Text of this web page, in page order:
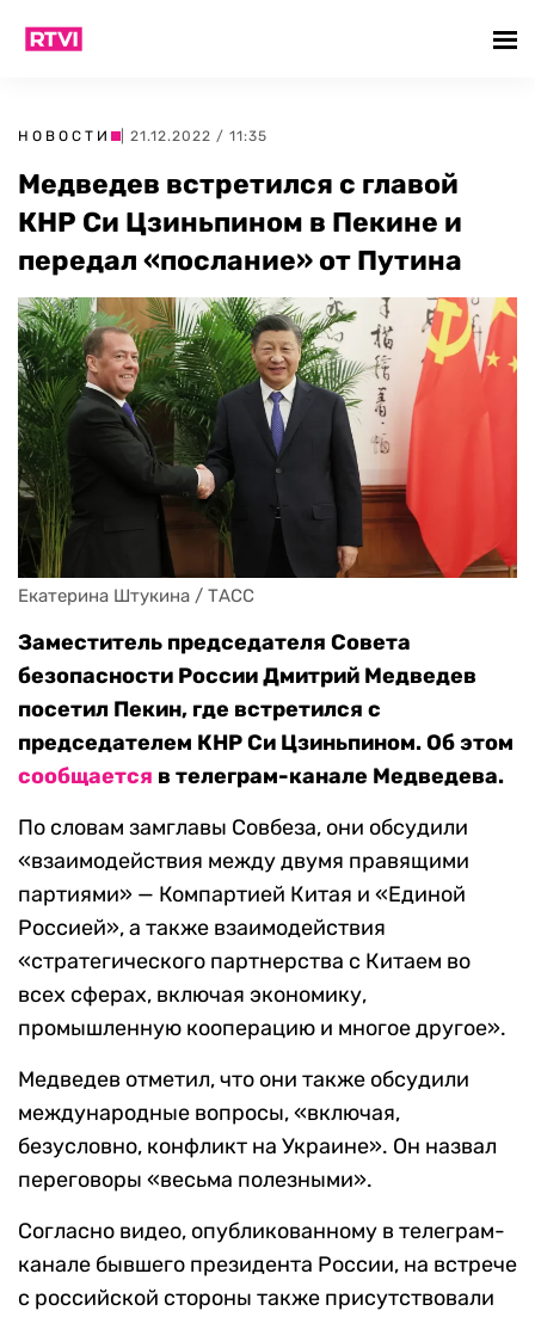
НОВОСТИ | 21.12.2022 / 11:35
Медведев встретился с главой
КНР Си Цзиньпином в Пекине и
передал «послание» от Путина
Екатерина Штукина / ТАСС
Заместитель председателя Совета
безопасности России Дмитрий Медведев
посетил Пекин, где встретился с
председателем КНР Си Цзиньпином. Об этом
сообщается в телеграм-канале Медведева.
По словам замглавы Совбеза, они обсудили
«взаимодействия между двумя правящими
партиями» — Компартией Китая и «Единой
Россией», а также взаимодействия
«стратегического партнерства с Китаем во
всех сферах, включая экономику,
промышленную кооперацию и многое другое».
Медведев отметил, что они также обсудили
международные вопросы, «включая,
безусловно, конфликт на Украине». Он назвал
переговоры «весьма полезными».
Согласно видео, опубликованному в телеграм-
канале бывшего президента России, на встрече
с российской стороны также присутствовали